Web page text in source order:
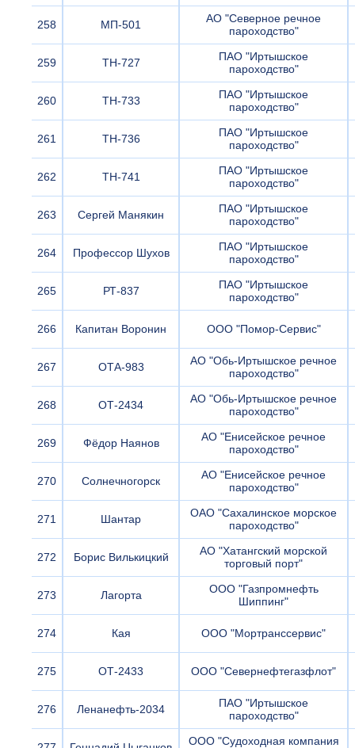
258 МП-501
АО "Северное речное
пароходство"
259 ТН-727
ПАО "Иртышское
пароходство"
260 ТН-733
ПАО "Иртышское
пароходство"
261 ТН-736
ПАО "Иртышское
пароходство"
262 ТН-741
ПАО "Иртышское
пароходство"
263 Сергей Манякин
ПАО "Иртышское
пароходство"
264 Профессор Шухов
ПАО "Иртышское
пароходство"
265 РТ-837
ПАО "Иртышское
пароходство"
266 Капитан Воронин ООО "Помор-Сервис"
267 ОТА-983
АО "Обь-Иртышское речное
пароходство"
268 ОТ-2434
АО "Обь-Иртышское речное
пароходство"
269 Фёдор Наянов
АО "Енисейское речное
пароходство"
270 Солнечногорск
АО "Енисейское речное
пароходство"
271 Шантар
ОАО "Сахалинское морское
пароходство"
272 Борис Вилькицкий
АО "Хатангский морской
торговый порт"
273 Лагорта
ООО "Газпромнефть
Шиппинг"
274 Кая ООО "Мортранссервис"
275 ОТ-2433 ООО "Севернефтегазфлот"
276 Ленанефть-2034
ПАО "Иртышское
пароходство"
ООО "Судоходная компания